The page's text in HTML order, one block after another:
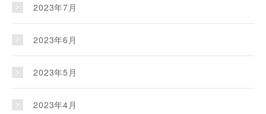
2023年7月
2023年6月
2023年5月
2023年4月